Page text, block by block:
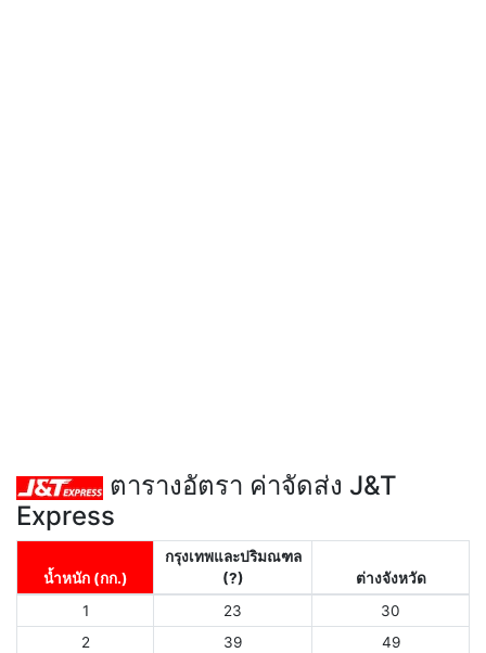
ตารางอัตรา ค่าจัดส่ง J&T
Express
น้ำหนัก (กก.)
กรุงเทพและปริมณฑล
(?)
ต่างจังหวัด
1
23
30
2
39
49